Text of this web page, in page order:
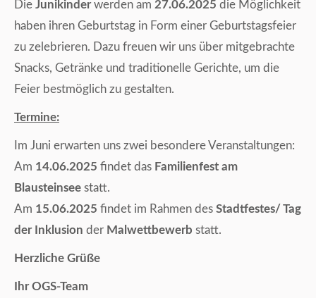
Die Junikinder werden am 27.06.2025 die Möglichkeit
haben ihren Geburtstag in Form einer Geburtstagsfeier
zu zelebrieren. Dazu freuen wir uns über mitgebrachte
Snacks, Getränke und traditionelle Gerichte, um die
Feier bestmöglich zu gestalten.
Termine:
Im Juni erwarten uns zwei besondere Veranstaltungen:
Am 14.06.2025 findet das Familienfest am
Blausteinsee statt.
Am 15.06.2025 findet im Rahmen des Stadtfestes/ Tag
der Inklusion der Malwettbewerb statt.
Herzliche Grüße
Ihr OGS-Team